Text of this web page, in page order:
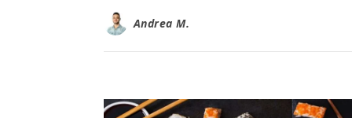
Andrea M.